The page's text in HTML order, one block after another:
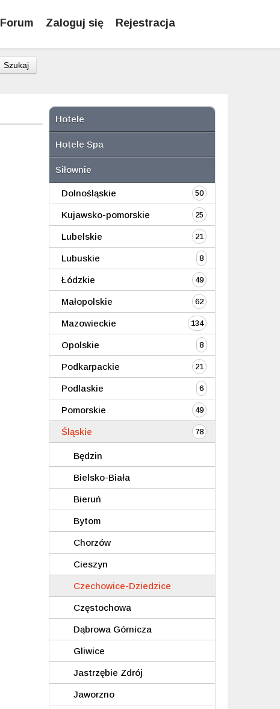
Forum Zaloguj się Rejestracja
Szukaj
Hotele
Hotele Spa
Siłownie
Dolnośląskie 50
Kujawsko-pomorskie 25
Lubelskie 21
Lubuskie 8
Łódzkie 49
Małopolskie 62
Mazowieckie 134
Opolskie 8
Podkarpackie 21
Podlaskie 6
Pomorskie 49
Śląskie 78
Będzin
Bielsko-Biała
Bieruń
Bytom
Chorzów
Cieszyn
Czechowice-Dziedzice
Częstochowa
Dąbrowa Górnicza
Gliwice
Jastrzębie Zdrój
Jaworzno